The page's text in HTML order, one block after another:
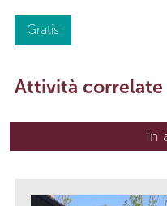
Gratis
Attività correlate
In